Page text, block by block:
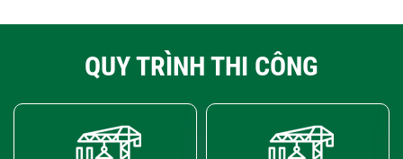
QUY TRÌNH THI CÔNG